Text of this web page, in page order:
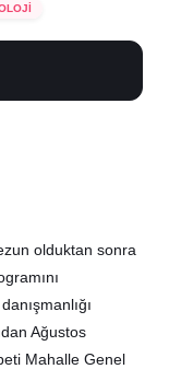
olduktan sonra
Ağustos
Mahalle Genel